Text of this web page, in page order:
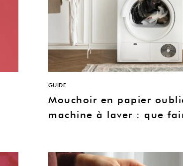
GUIDE
Mouchoir en papier
machine à laver : que